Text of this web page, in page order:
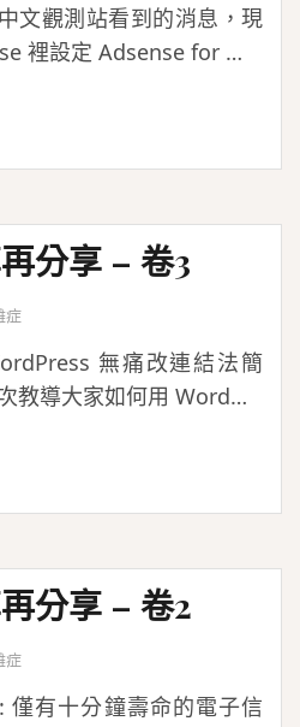
文觀測站看到的消息，現
裡設定 Adsense for …
分享 – 卷3
症
無痛改連結法簡
教導大家如何用 Word…
分享 – 卷2
症
僅有十分鐘壽命的電子信